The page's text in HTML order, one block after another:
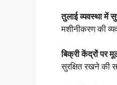
तुलाई व्यवस्था में
मशीनीकरण की
बिक्री केंद्रों पर
सुरक्षित रखने की